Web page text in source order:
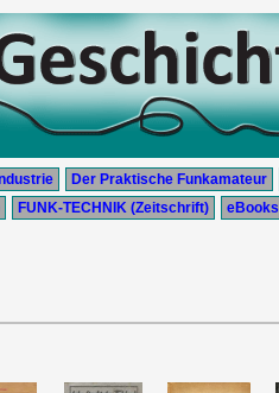
Der Praktische Funkamateur
FUNK-TECHNIK (Zeitschrift) eBooks